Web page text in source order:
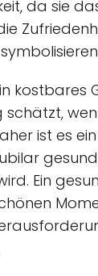
da sie
kostbares
ist es
Ein